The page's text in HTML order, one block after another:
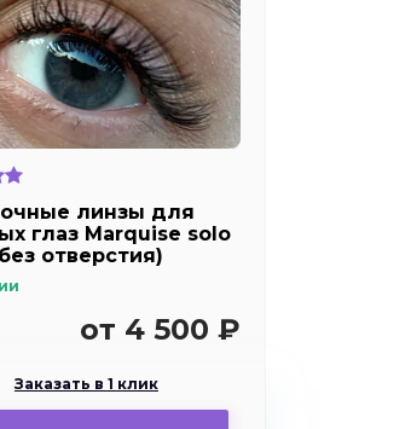
линзы для
глаз Marquise solo
отверстия)
от 4 500 ₽
Заказать в 1 клик